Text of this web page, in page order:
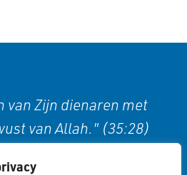
van Zijn dienaren met
van Allah." (35:28)